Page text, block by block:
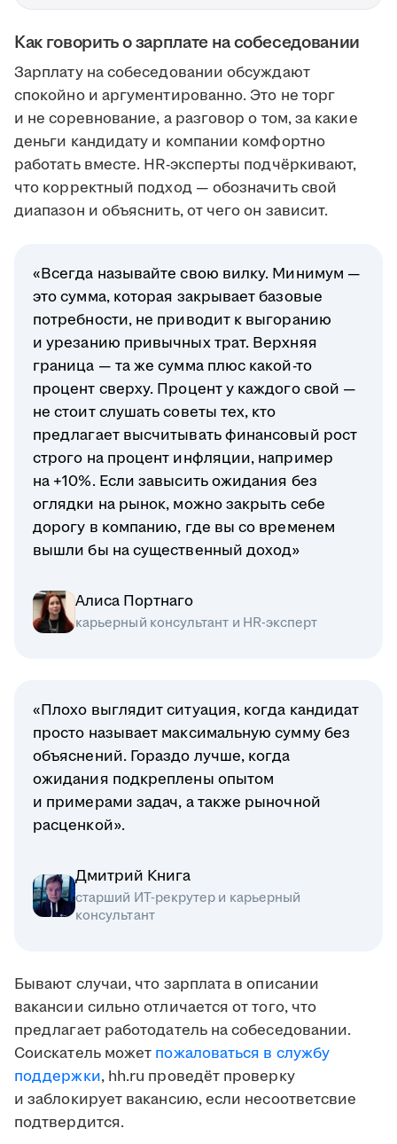
Как говорить о зарплате на собеседовании
Зарплату на собеседовании обсуждают
спокойно и аргументированно. Это не торг
и не соревнование, а разговор о том, за какие
деньги кандидату и компании комфортно
работать вместе. HR-эксперты подчёркивают,
что корректный подход — обозначить свой
диапазон и объяснить, от чего он зависит.
«Всегда называйте свою вилку. Минимум —
это сумма, которая закрывает базовые
потребности, не приводит к выгоранию
и урезанию привычных трат. Верхняя
граница — та же сумма плюс какой-то
процент сверху. Процент у каждого свой —
не стоит слушать советы тех, кто
предлагает высчитывать финансовый рост
строго на процент инфляции, например
на +10%. Если завысить ожидания без
оглядки на рынок, можно закрыть себе
дорогу в компанию, где вы со временем
вышли бы на существенный доход»
Алиса Портнаго
карьерный консультант и HR-эксперт
«Плохо выглядит ситуация, когда кандидат
просто называет максимальную сумму без
объяснений. Гораздо лучше, когда
ожидания подкреплены опытом
и примерами задач, а также рыночной
расценкой».
Дмитрий Книга
старший ИТ-рекрутер и карьерный
консультант
Бывают случаи, что зарплата в описании
вакансии сильно отличается от того, что
предлагает работодатель на собеседовании.
Соискатель может пожаловаться в службу
поддержки, hh.ru проведёт проверку
и заблокирует вакансию, если несоответсвие
подтвердится.